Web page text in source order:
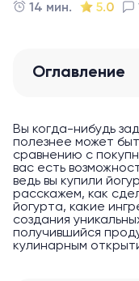
14 мин. 5.0
Оглавление
Вы когда-нибудь
полезнее может
сравнению с
вас есть
ведь вы купили
расскажем, как
йогурта, какие
создания
получившийся
кулинарным